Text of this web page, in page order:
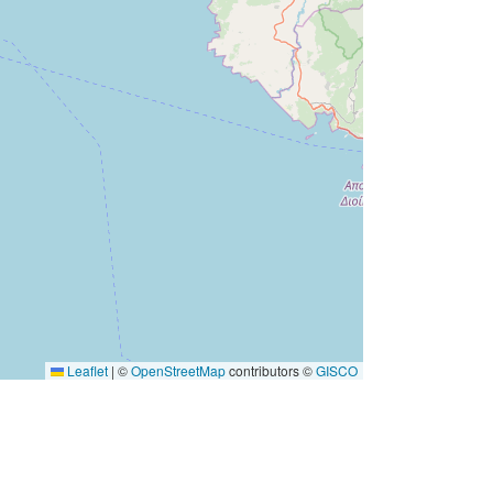
Leaflet | ©OpenStreetMapcontributors ©GISCO
http://publications.europa.eu/resourc
e/authority/dataset-
type/GEOSPATIAL